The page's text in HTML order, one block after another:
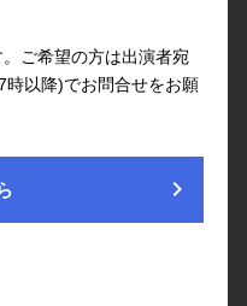
ご希望の方は出演者宛
以降)でお問合せをお願
chevron_right